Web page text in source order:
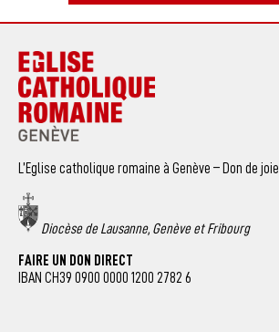
L’Eglise catholique romaine à Genève – Don de joie
Diocèse de Lausanne, Genève et Fribourg
FAIRE UN DON DIRECT
IBAN CH39 0900 0000 1200 2782 6